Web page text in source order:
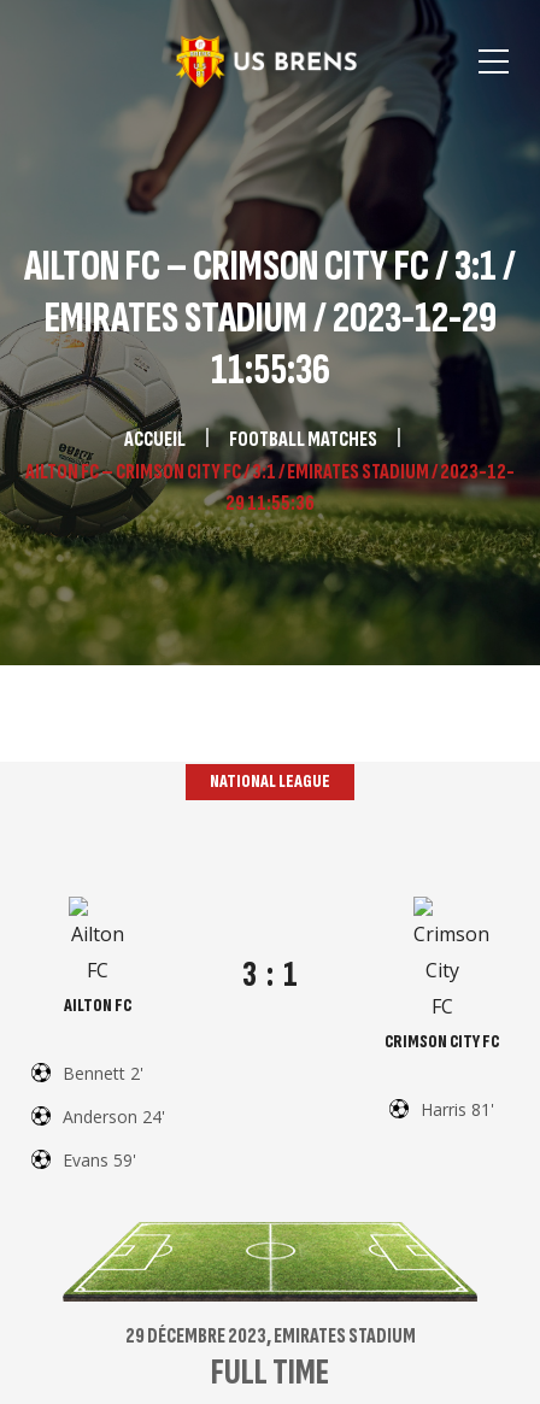
AILTON FC – CRIMSON CITY FC / 3:1 /
EMIRATES STADIUM / 2023-12-29
11:55:36
ACCUEIL
FOOTBALL MATCHES
AILTON FC – CRIMSON CITY FC / 3:1 / EMIRATES STADIUM / 2023-12-
29 11:55:36
NATIONAL LEAGUE
AILTON FC
Bennett 2'
Anderson 24'
Evans 59'
3 : 1
CRIMSON CITY FC
Harris 81'
29 DÉCEMBRE 2023, EMIRATES STADIUM
FULL TIME